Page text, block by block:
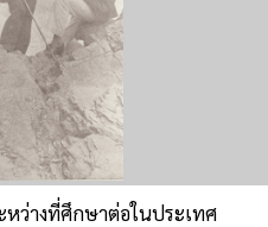
ว่างที่ศึกษาต่อในประเทศ